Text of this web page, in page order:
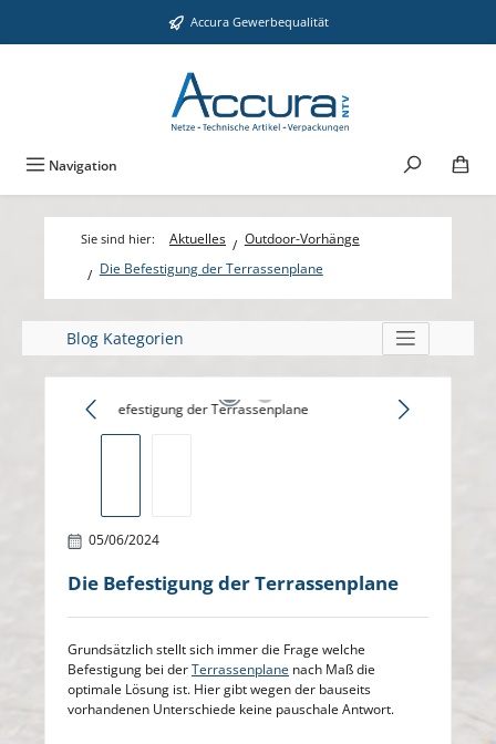
Zum Hauptinhalt springen Accura Gewerbequalität
Navigation
Aktuelles
Outdoor-Vorhänge
Die Befestigung der Terrassenplane
Blog Kategorien
Bildergalerie überspringen
05/06/2024
Die Befestigung der Terrassenplane
Grundsätzlich stellt sich immer die Frage welche
Befestigung bei derTerrassenplane nach Maß die
optimale Lösung ist. Hier gibt wegen der bauseits
vorhandenen Unterschiede keine pauschale Antwort.